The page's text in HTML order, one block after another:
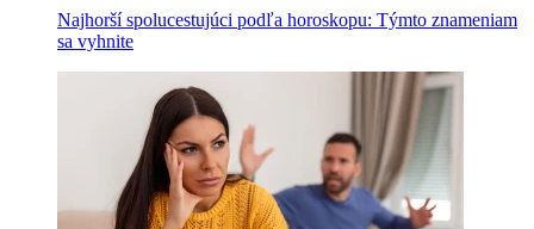
Najhorší spolucestujúci podľa horoskopu: Týmto znameniam
sa vyhnite